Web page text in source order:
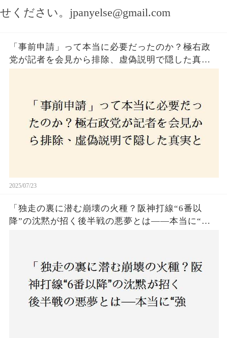
せください。 jpanyelse@gmail.com
「事前申請」って本当に必要だったのか？極右政
党が記者を会見から排除、虚偽説明で隠した真実
2025/07/23
「独走の裏に潜む崩壊の火種？阪神打線“6番以
降”の沈黙が招く後半戦の悪夢とは——本当に“強